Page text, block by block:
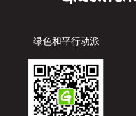
绿色和平行动派